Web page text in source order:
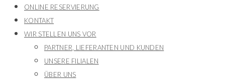
ONLINE RESERVIERUNG
KONTAKT
WIR STELLEN UNS VOR
PARTNER, LIEFERANTEN UND KUNDEN
UNSERE FILIALEN
ÜBER UNS